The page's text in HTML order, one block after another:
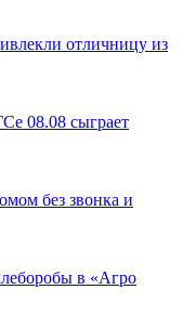
отличницу из
08.08 сыграет
без звонка и
в «Агро